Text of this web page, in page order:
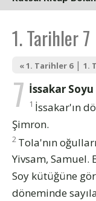
1. Tarihler 7
« 1. Tarihler 6| 1.
7 İssakar Soyu
1 İssakar'ın
Şimron.
2 Tola'nın
Yivsam, Samuel.
Soy kütüğüne
döneminde